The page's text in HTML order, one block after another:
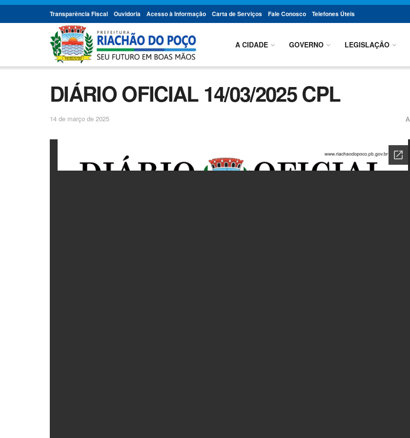
Transparência Fiscal Ouvidoria Acesso à Informação Carta de Serviços Fale Conosco Telefones Úteis
A CIDADE GOVERNO LEGISLAÇÃO
DIÁRIO OFICIAL 14/03/2025 CPL
14 de março de 2025 A